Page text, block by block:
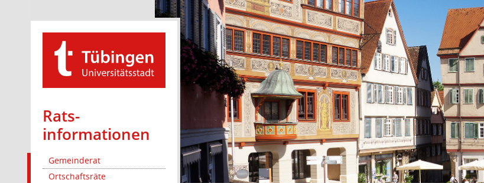
Rats­
informationen
Gemeinderat
Ortschaftsräte